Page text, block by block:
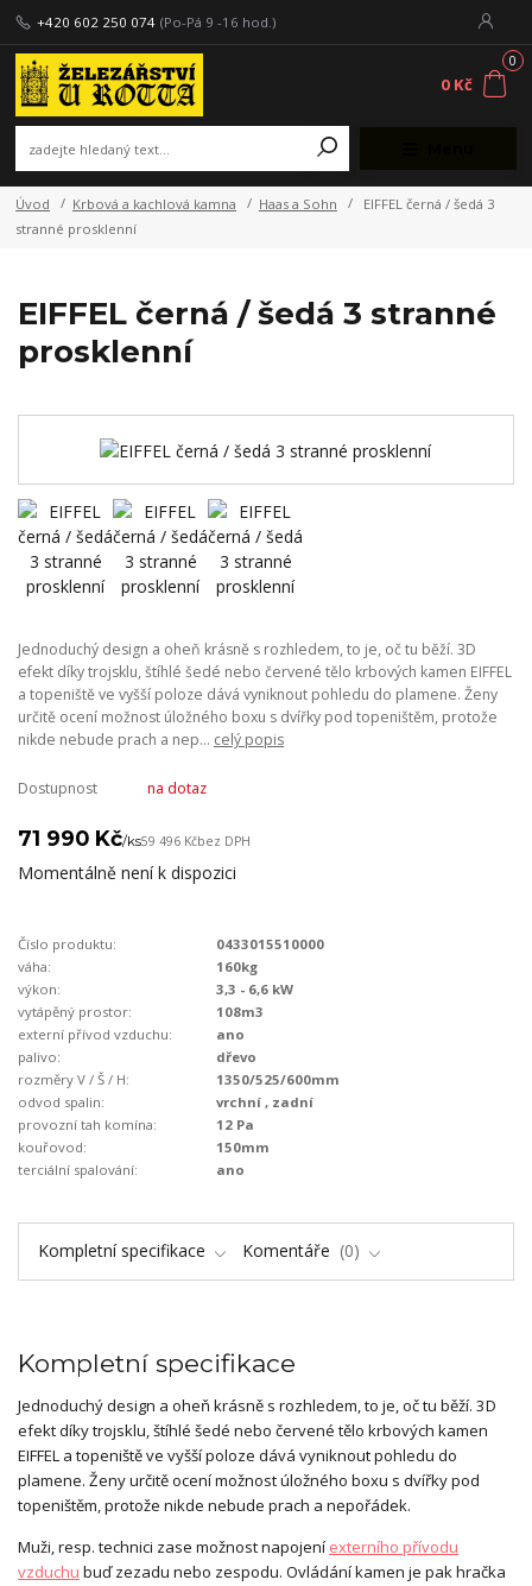
+420 602 250 074 (Po-Pá 9 -16 hod.)
0
0 Kč
Úvod Krbová a kachlová kamna Haas a Sohn
EIFFEL černá / šedá 3
stranné prosklenní
EIFFEL černá / šedá 3 stranné
prosklenní
Jednoduchý design a oheň krásně s rozhledem, to je, oč tu běží. 3D
efekt díky trojsklu, štíhlé šedé nebo červené tělo krbových kamen EIFFEL
a topeniště ve vyšší poloze dává vyniknout pohledu do plamene. Ženy
určitě ocení možnost úložného boxu s dvířky pod topeništěm, protože
nikde nebude prach a nep... celý popis
Dostupnost na dotaz
71 990 Kč/ks59 496 Kčbez DPH
Momentálně není k dispozici
Číslo produktu:
0433015510000
váha:
160kg
výkon:
3,3 - 6,6 kW
vytápěný prostor:
108m3
externí přívod vzduchu:
ano
palivo:
dřevo
rozměry V / Š / H:
1350/525/600mm
odvod spalin:
vrchní , zadní
provozní tah komína:
12 Pa
kouřovod:
150mm
terciální spalování:
ano
Kompletní specifikace Komentáře 0
Kompletní specifikace
Jednoduchý design a oheň krásně s rozhledem, to je, oč tu běží. 3D
efekt díky trojsklu, štíhlé šedé nebo červené tělo krbových kamen
EIFFEL a topeniště ve vyšší poloze dává vyniknout pohledu do
plamene. Ženy určitě ocení možnost úložného boxu s dvířky pod
topeništěm, protože nikde nebude prach a nepořádek.
Muži, resp. technici zase možnost napojení externího přívodu
vzduchu buď zezadu nebo zespodu. Ovládání kamen je pak hračka